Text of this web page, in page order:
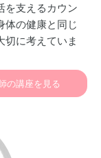
を支えるカウン
体の健康と同じ
切に考えていま
の悩みなど、
ーです。私た
の講座を見る